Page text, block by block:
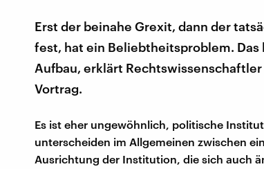
Erst der beinahe Grexit, dann der
fest, hat ein Beliebtheitsproblem.
Aufbau, erklärt
Vortrag.
Es ist eher ungewöhnlich, politische
unterscheiden im Allgemeinen zwischen
Ausrichtung der Institution, die sich auch